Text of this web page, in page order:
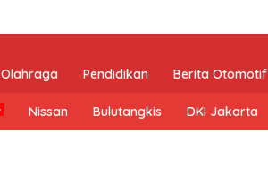
Olahraga Pendidikan Berita Otomotif
Nissan Bulutangkis DKI Jakarta